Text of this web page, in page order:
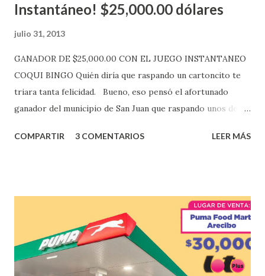
Instantáneo! $25,000.00 dólares
julio 31, 2013
GANADOR DE $25,000.00 CON EL JUEGO INSTANTANEO
COQUI BINGO Quién diría que raspando un cartoncito te
triara tanta felicidad. Bueno, eso pensó el afortunado
ganador del municipio de San Juan que raspando unos de
obtuvo un premio de $25,000,00 dólares. Este es el anuncio
ganador fue vendido en la farmacia Yarimar de la
Urbanización Las Lomas en el Municipio de San Juan
¡Enhorabuena que lo disfrute!
...
COMPARTIR 3 COMENTARIOS LEER MÁS